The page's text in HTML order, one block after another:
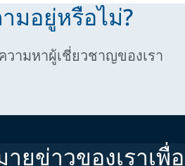
มอยู่หรือไม่?
วามหาผู้เชี่ยวชาญของเรา
ยข่าวของเราเพื่อ